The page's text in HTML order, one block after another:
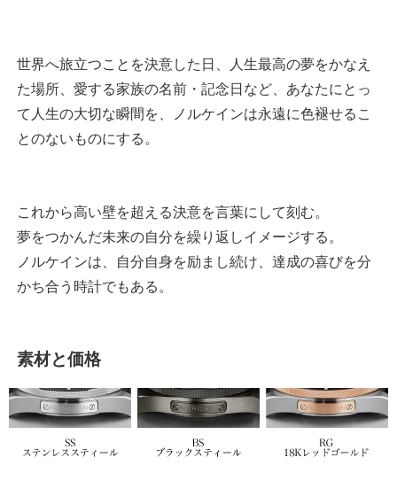
世界へ旅立つことを決意した日、人生最高の夢をかなえ
た場所、愛する家族の名前・記念日など、あなたにとっ
て人生の大切な瞬間を、ノルケインは永遠に色褪せるこ
とのないものにする。
これから高い壁を超える決意を言葉にして刻む。
夢をつかんだ未来の自分を繰り返しイメージする。
ノルケインは、自分自身を励まし続け、達成の喜びを分
かち合う時計でもある。
素材と価格